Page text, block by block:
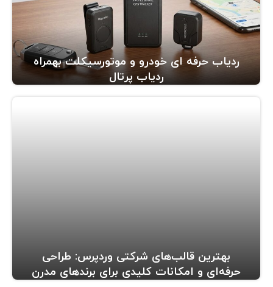
ردیاب حرفه ای خودرو و موتورسیکلت بهمراه
ردیاب پرتال
بهترین قالب‌های شرکتی وردپرس: طراحی
حرفه‌ای و امکانات کلیدی برای برندهای مدرن